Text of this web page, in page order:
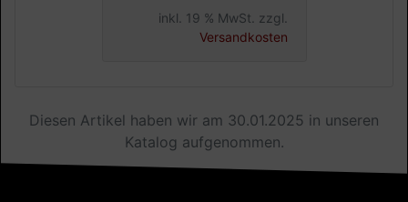
inkl. 19 % MwSt. zzgl.
Versandkosten
Diesen Artikel haben wir am 30.01.2025 in unseren
Katalog aufgenommen.